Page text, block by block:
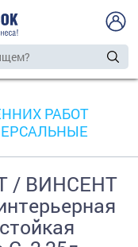
РАБОТ
/ ВИНСЕНТ